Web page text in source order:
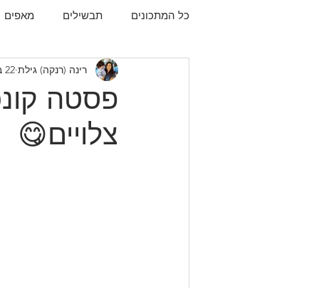
כל המתכונים תבשילים מאפים
תפו"א עוף
פסטה
צלויים😋
רינה (רנקה) גילת 22 ביולי 2021